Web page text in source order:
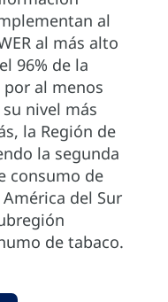
al
al más alto
96% de la
al menos
nivel más
la Región de
la segunda
consumo de
del Sur
de tabaco.